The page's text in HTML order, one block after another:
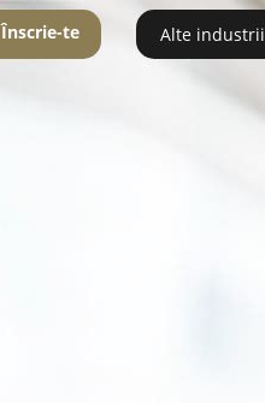
Înscrie-te Alte industrii